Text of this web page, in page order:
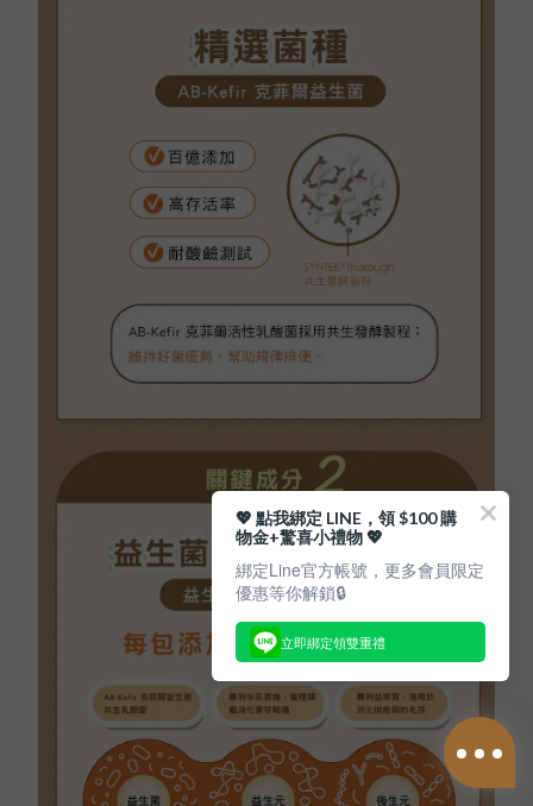
💖 點我綁定 LINE，領 $100 購
物金+驚喜小禮物 💖
綁定Line官方帳號，更多會員限定
優惠等你解鎖🔒
立即綁定領雙重禮